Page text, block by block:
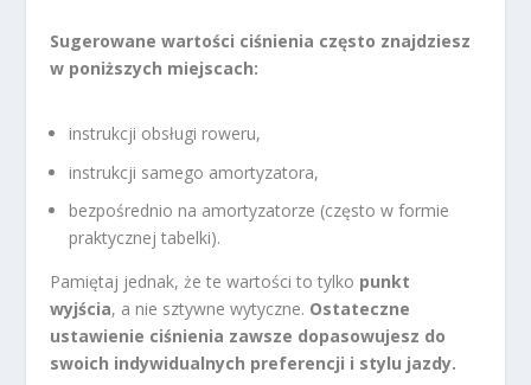
Sugerowane wartości ciśnienia często znajdziesz
w poniższych miejscach:
instrukcji obsługi roweru,
instrukcji samego amortyzatora,
bezpośrednio na amortyzatorze (często w formie
praktycznej tabelki).
Pamiętaj jednak, że te wartości to tylko punkt
wyjścia, a nie sztywne wytyczne. Ostateczne
ustawienie ciśnienia zawsze dopasowujesz do
swoich indywidualnych preferencji i stylu jazdy.